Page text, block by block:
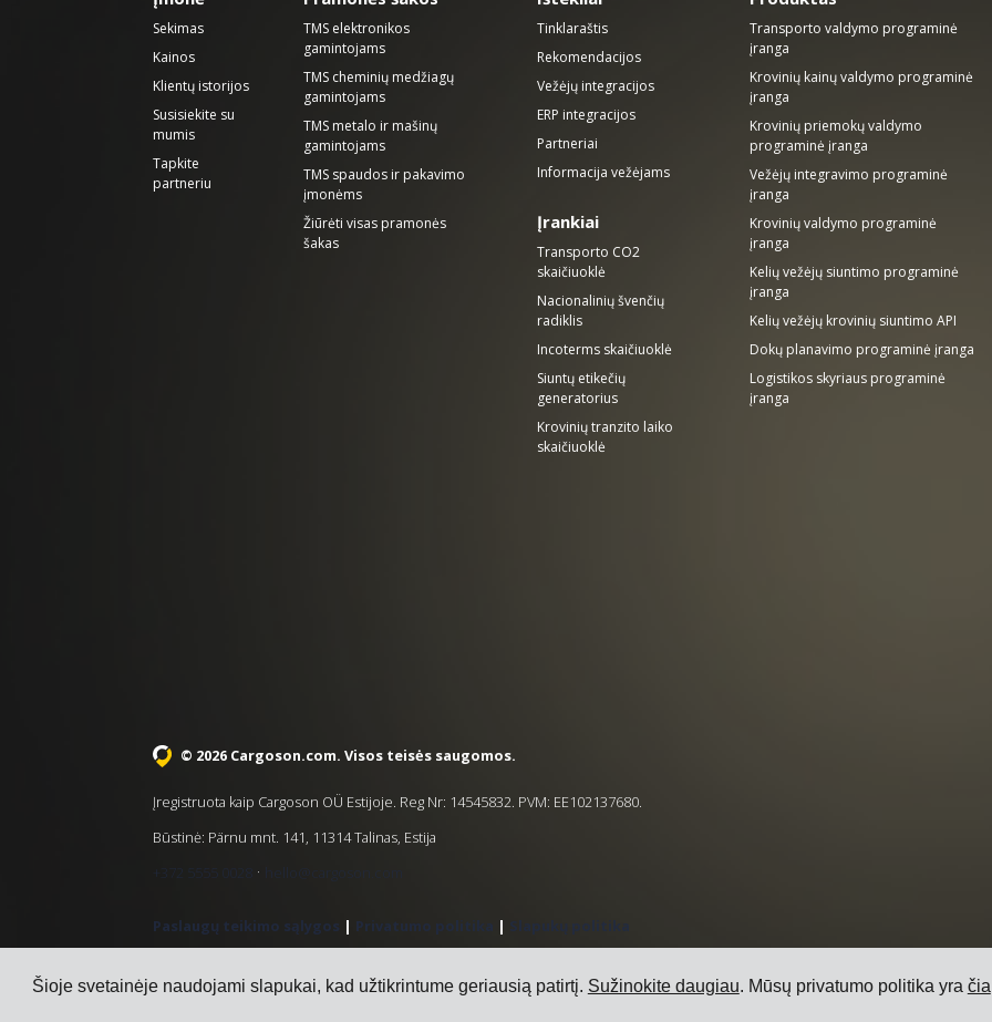
Šioje svetainėje naudojami slapukai, kad užtikrintume geriausią patirtį. Sužinokite daugiau. Mūsų privatumo politika yra čia
Sekimas
Kainos
Klientų istorijos
Susisiekite su
mumis
Tapkite
partneriu
TMS elektronikos
gamintojams
TMS cheminių medžiagų
gamintojams
TMS metalo ir mašinų
gamintojams
TMS spaudos ir pakavimo
įmonėms
Žiūrėti visas pramonės
šakas
Tinklaraštis
Rekomendacijos
Vežėjų integracijos
ERP integracijos
Partneriai
Informacija vežėjams
Įrankiai
Transporto CO2
skaičiuoklė
Nacionalinių švenčių
radiklis
Incoterms skaičiuoklė
Siuntų etikečių
generatorius
Krovinių tranzito laiko
skaičiuoklė
Transporto valdymo programinė
įranga
Krovinių kainų valdymo programinė
įranga
Krovinių priemokų valdymo
programinė įranga
Vežėjų integravimo programinė
įranga
Krovinių valdymo programinė
įranga
Kelių vežėjų siuntimo programinė
įranga
Kelių vežėjų krovinių siuntimo API
Dokų planavimo programinė įranga
Logistikos skyriaus programinė
įranga
© 2026 Cargoson.com. Visos teisės saugomos.
Įregistruota kaip Cargoson OÜ Estijoje. Reg Nr: 14545832. PVM: EE102137680.
Būstinė: Pärnu mnt. 141, 11314 Talinas, Estija
+372 5555 0028
· hello@cargoson.com
Paslaugų teikimo sąlygos | Privatumo politika | Slapukų politika